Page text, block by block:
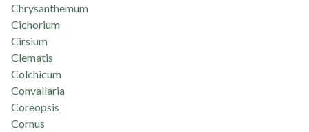
Chrysanthemum
Cichorium
Cirsium
Clematis
Colchicum
Convallaria
Coreopsis
Cornus